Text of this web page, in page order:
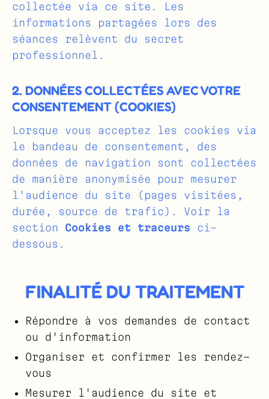
collectée via ce site. Les
informations partagées lors des
séances relèvent du secret
professionnel.
2. DONNÉES COLLECTÉES AVEC VOTRE
CONSENTEMENT (COOKIES)
Lorsque vous acceptez les cookies via
le bandeau de consentement, des
données de navigation sont collectées
de manière anonymisée pour mesurer
l'audience du site (pages visitées,
durée, source de trafic). Voir la
section Cookies et traceurs ci-
dessous.
FINALITÉ DU TRAITEMENT
Répondre à vos demandes de contact
ou d'information
Organiser et confirmer les rendez-
vous
Mesurer l'audience du site et